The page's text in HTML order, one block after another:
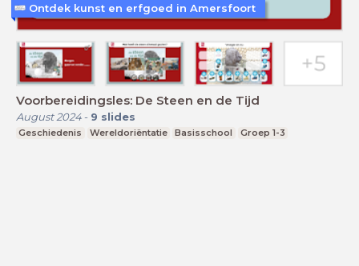
Voorbereidingsles: De Steen en de Tijd
August 2024- 9 slides
Geschiedenis Wereldoriëntatie Basisschool Groep 1-3
Ontdek kunst en erfgoed in Amersfoort